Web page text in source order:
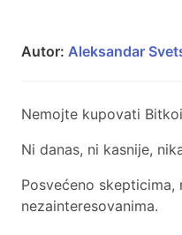
Autor: Aleksandar
Nemojte kupovati
Ni danas, ni kasnije,
Posvećeno skepticima,
nezainteresovanima.